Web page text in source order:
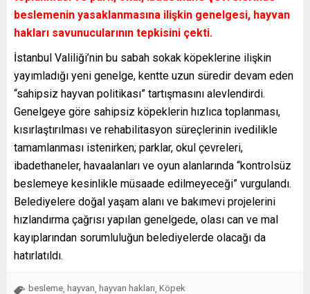
beslemenin yasaklanmasına ilişkin genelgesi, hayvan
hakları savunucularının tepkisini çekti.
İstanbul Valiliği’nin bu sabah sokak köpeklerine ilişkin
yayımladığı yeni genelge, kentte uzun süredir devam eden
“sahipsiz hayvan politikası” tartışmasını alevlendirdi.
Genelgeye göre sahipsiz köpeklerin hızlıca toplanması,
kısırlaştırılması ve rehabilitasyon süreçlerinin ivedilikle
tamamlanması istenirken; parklar, okul çevreleri,
ibadethaneler, havaalanları ve oyun alanlarında “kontrolsüz
beslemeye kesinlikle müsaade edilmeyeceği” vurgulandı.
Belediyelere doğal yaşam alanı ve bakımevi projelerini
hızlandırma çağrısı yapılan genelgede, olası can ve mal
kayıplarından sorumluluğun belediyelerde olacağı da
hatırlatıldı.
besleme hayvan hayvan hakları Köpek